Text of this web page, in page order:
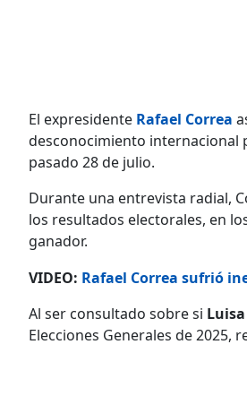
El expresidente Rafael Correa
desconocimiento internacional
pasado 28 de julio.
Durante una entrevista radial,
los resultados electorales, en
ganador.
VIDEO: Rafael Correa sufrió
Al ser consultado sobre si
Elecciones Generales de 2025,